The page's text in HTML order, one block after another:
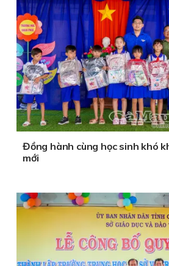
Đồng hành cùng học sinh khó
mới